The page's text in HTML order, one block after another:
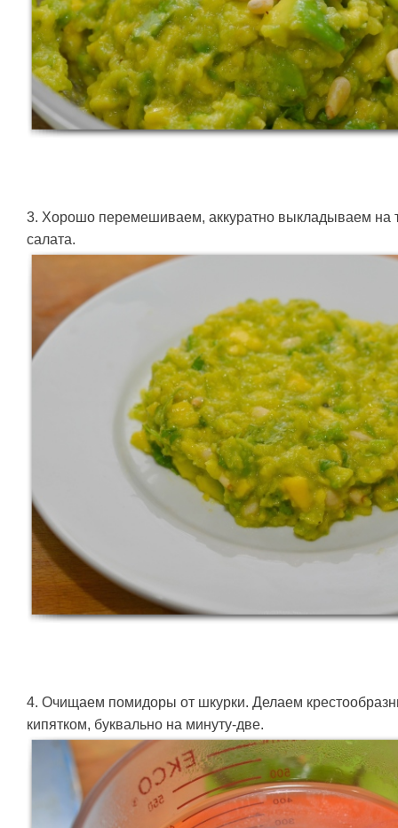
3. Хорошо перемешиваем, аккуратно выкладываем на
салата.
4. Очищаем помидоры от шкурки. Делаем
кипятком, буквально на минуту-две.